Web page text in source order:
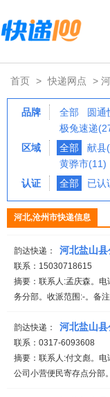
首页 > 快递网点 >
品牌 全部 圆通
极兔速递
区域
全部 献县
黄骅市(11)
认证
全部 已认
河北,沧州市快递信息
韵达快递： 河北盐山
联系：15030718615
摘要：联系人:孟庆森。
务分部。收派范围:-。备
韵达快递： 河北盐山
联系：0317-6093608
摘要：联系人:付文彪。
公司小营便民寄存点分部